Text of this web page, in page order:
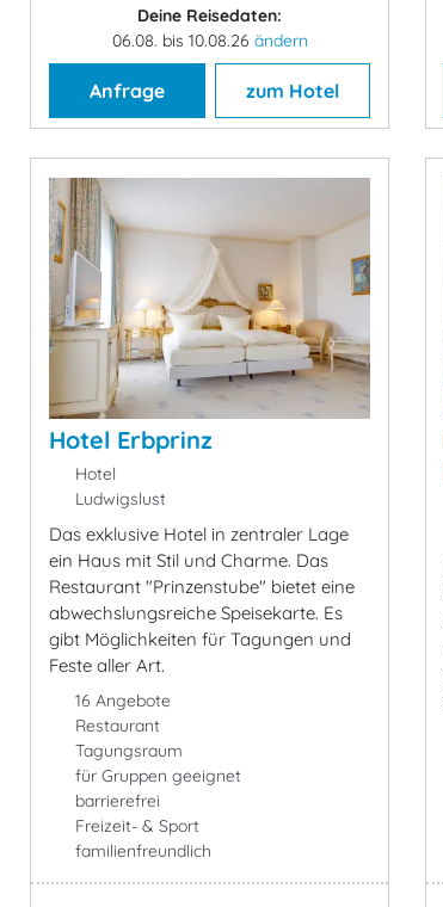
Deine Reisedaten:
06.08. bis 10.08.26 ändern
Anfrage zum Hotel
Hotel Erbprinz
Hotel
Ludwigslust
Das exklusive Hotel in zentraler Lage
ein Haus mit Stil und Charme. Das
Restaurant "Prinzenstube" bietet eine
abwechslungsreiche Speisekarte. Es
gibt Möglichkeiten für Tagungen und
Feste aller Art.
16 Angebote
Restaurant
Tagungsraum
für Gruppen geeignet
barrierefrei
Freizeit- & Sport
familienfreundlich